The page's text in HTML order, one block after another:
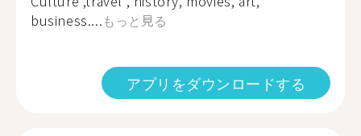
business....もっと見る
アプリをダウンロードする